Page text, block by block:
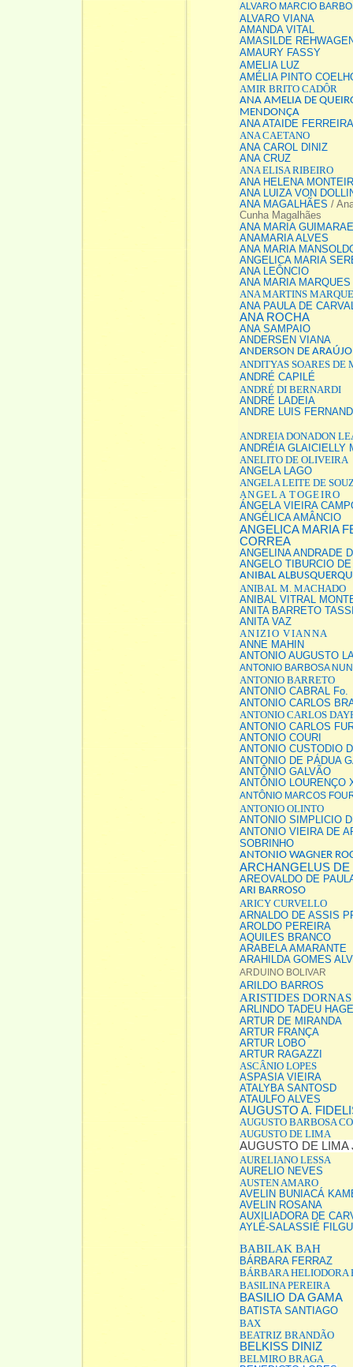
ALVARO MARCIO
ALVARO VIANA
AMANDA VITAL
AMASILDE
AMAURY FASSY
AMELIA LUZ
AMÉLIA PINTO
AMIR BRITO CADÔR
ANA AMELIA DE
MENDONÇA
ANA ATAIDE
ANA CAETANO
ANA CAROL DINIZ
ANA CRUZ
ANA ELISA RIBEIRO
ANA HELENA
ANA LUIZA VON
ANA MAGALHÃES /
Cunha Magalhães
ANA MARIA
ANAMARIA ALVES
ANA MARIA
ANGELICA MARIA
ANA LEÔNCIO
ANA MARIA MARQUES
ANA MARTINS
ANA PAULA DE
ANA ROCHA
ANA SAMPAIO
ANDERSEN VIANA
ANDERSON DE
ANDITYAS SOARES DE
ANDRÉ CAPILÉ
ANDRÉ DI BERNARDI
ANDRÉ LADEIA
ANDRE LUIS
ANDREIA DONADON
ANDRÉIA GLAICIELLY
ANELITO DE OLIVEIRA
ANGELA LAGO
ANGELA LEITE DE
ANGELA TOGEIRO
ÁNGELA VIEIRA
ANGÉLICA AMÂNCIO
ANGELICA MARIA
CORREA
ANGELINA ANDRADE
ANGELO TIBURCIO
ANIBAL
ANIBAL M. MACHADO
ANIBAL VITRAL
ANITA BARRETO
ANITA VAZ
ANIZIO VIANNA
ANNE MAHIN
ANTONIO AUGUSTO
ANTONIO BARBOSA
ANTONIO BARRETO
ANTONIO CABRAL Fo.
ANTONIO CARLOS
ANTONIO CARLOS
ANTONIO CARLOS
ANTONIO COURI
ANTONIO CUSTODIO
ANTONIO DE PÁDUA
ANTÔNIO GALVÃO
ANTÔNIO LOURENÇO
ANTÔNIO MARCOS
ANTONIO OLINTO
ANTONIO SIMPLICIO
ANTONIO VIEIRA DE
SOBRINHO
ANTONIO WAGNER
ARCHANGELUS
AREOVALDO DE
ARI BARROSO
ARICY CURVELLO
ARNALDO DE ASSIS
AROLDO PEREIRA
AQUILES BRANCO
ARABELA AMARANTE
ARAHILDA GOMES
ARDUINO BOLIVAR
ARILDO BARROS
ARISTIDES
ARLINDO TADEU
ARTUR DE MIRANDA
ARTUR FRANÇA
ARTUR LOBO
ARTUR RAGAZZI
ASCÂNIO LOPES
ASPASIA VIEIRA
ATALYBA SANTOSD
ATAULFO ALVES
AUGUSTO A.
AUGUSTO BARBOSA
AUGUSTO DE LIMA
AUGUSTO DE LIMA
AURELIANO LESSA
AURELIO NEVES
AUSTEN AMARO
AVELIN BUNIACÁ
AVELIN ROSANA
AUXILIADORA DE
AYLÉ-SALASSIÉ
BABILAK BAH
BÁRBARA FERRAZ
BÁRBARA HELIODORA
BASILINA PEREIRA
BASILIO DA GAMA
BATISTA SANTIAGO
BAX
BEATRIZ BRANDÃO
BELKISS DINIZ
BELMIRO BRAGA